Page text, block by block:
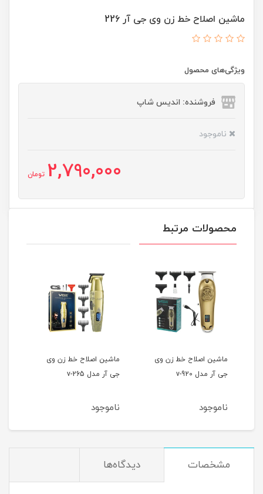
ماشین اصلاح خط زن وی جی آر 226
ویژگی‌های محصول
فروشنده: اندیس شاپ
ناموجود
2,790,000 تومان
محصولات مرتبط
ماشین اصلاح خط زن وی
جی آر مدل v-920
ماشین اصلاح خط زن وی
جی آر مدل v-265
مشخصات دیدگاه‌ها